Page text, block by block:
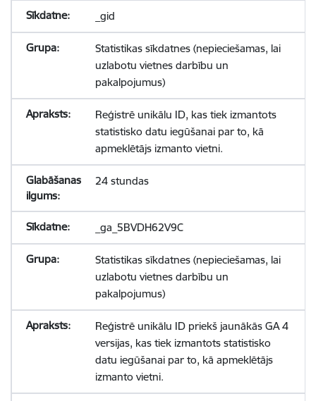
_gid
Statistikas sīkdatnes (nepieciešamas, lai
uzlabotu vietnes darbību un
pakalpojumus)
Reģistrē unikālu ID, kas tiek izmantots
statistisko datu iegūšanai par to, kā
apmeklētājs izmanto vietni.
24 stundas
_ga_5BVDH62V9C
Statistikas sīkdatnes (nepieciešamas, lai
uzlabotu vietnes darbību un
pakalpojumus)
Reģistrē unikālu ID priekš jaunākās GA 4
versijas, kas tiek izmantots statistisko
datu iegūšanai par to, kā apmeklētājs
izmanto vietni.